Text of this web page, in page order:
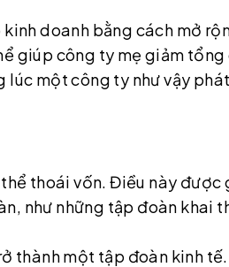
doanh bằng cách mở
giúp công ty mẹ giảm
lúc một công ty như vậy
thoái vốn. Điều này
như những tập đoàn khai
thành một tập đoàn kinh